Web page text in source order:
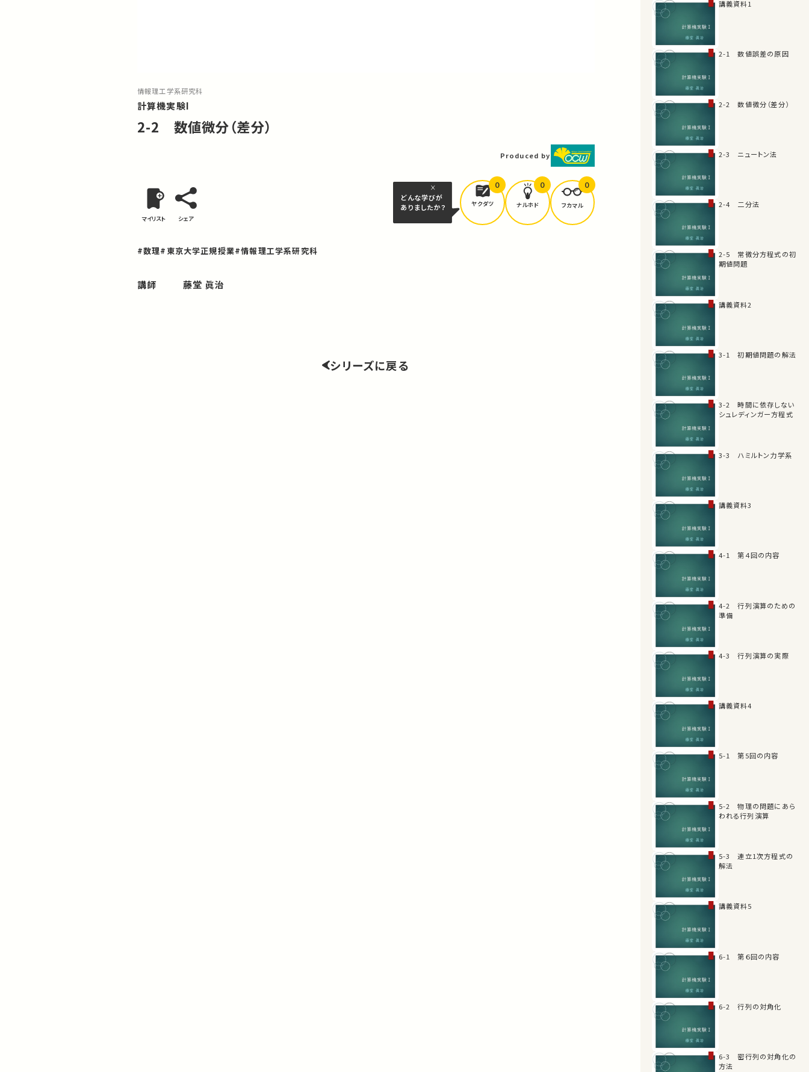
情報理工学系研究科
計算機実験I
2-2 数値微分（差分）
Produced by
マイリスト シェア
どんな学びが
ありましたか？
ヤクダツ
0
ナルホド
0
フカマル
0
#数理#東京大学正規授業#情報理工学系研究科
講師 藤堂 眞治
シリーズに戻る
講義資料1
2-1 数値誤差の原因
2-2 数値微分（差分）
2-3 ニュートン法
2-4 二分法
2-5 常微分方程式の初
期値問題
講義資料2
3-1 初期値問題の解法
3-2 時間に依存しない
シュレディンガー方程式
3-3 ハミルトン力学系
講義資料3
4-1 第４回の内容
4-2 行列演算のための
準備
4-3 行列演算の実際
講義資料4
5-1 第5回の内容
5-2 物理の問題にあら
われる行列演算
5-3 連立1次方程式の
解法
講義資料5
6-1 第６回の内容
6-2 行列の対角化
6-3 密行列の対角化の
方法